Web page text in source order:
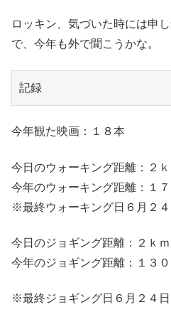
ロッキン、気づいた時には申
で、今年も外で聞こうかな。
記録
今年観た映画：１８本
今日のウォーキング距離：２ｋ
今年のウォーキング距離：１
※最終ウォーキング日６月２
今日のジョギング距離：２ｋｍ
今年のジョギング距離：１３
※最終ジョギング日６月２４